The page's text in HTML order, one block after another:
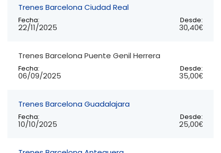
Trenes Barcelona Ciudad Real
Fecha:
22/11/2025
Desde:
30,40€
Trenes Barcelona Puente Genil Herrera
Fecha:
06/09/2025
Desde:
35,00€
Trenes Barcelona Guadalajara
Fecha:
10/10/2025
Desde:
25,00€